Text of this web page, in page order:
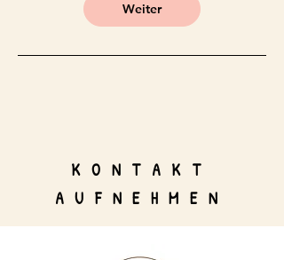
Weiter
KONTAKT
AUFNEHMEN